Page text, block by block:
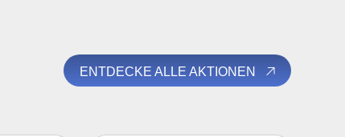
ENTDECKE ALLE AKTIONEN